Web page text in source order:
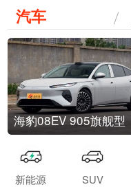
汽车
海豹08EV 905旗舰型
新能源 SUV